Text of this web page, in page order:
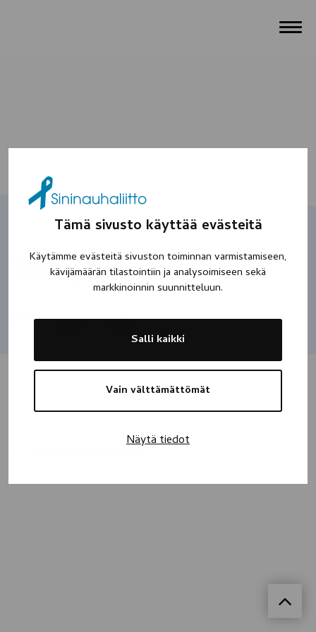
Tämä sivusto käyttää evästeitä
Käytämme evästeitä sivuston toiminnan varmistamiseen,
kävijämäärän tilastointiin ja analysoimiseen sekä
markkinoinnin suunnitteluun.
Vain välttämättömät
Salli kaikki
Näytä tiedot
Moni ystävä